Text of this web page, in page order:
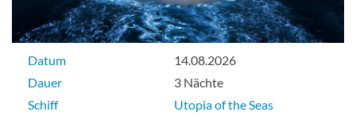
Datum
14.08.2026
Dauer
3 Nächte
Schiff
Utopia of the Seas